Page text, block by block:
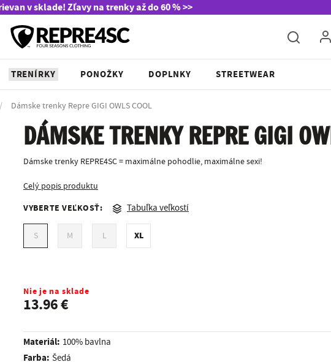
v sklade! Zľavy na trenky až do 60 % >>
TRENÍRKY PONOŽKY DOPLNKY STREETWEAR
/ Dámske trenky Repre GIGI OWLS COOL
DÁMSKE TRENKY REPRE GIGI
Dámske trenky REPRE4SC = maximálne pohodlie, maximálne sexi!
Celý popis produktu
VYBERTE VEĽKOSŤ: Tabuľka veľkostí
S M L XL
Nie je na sklade
13.96 €
Materiál: 100% bavlna
Farba: Šedá